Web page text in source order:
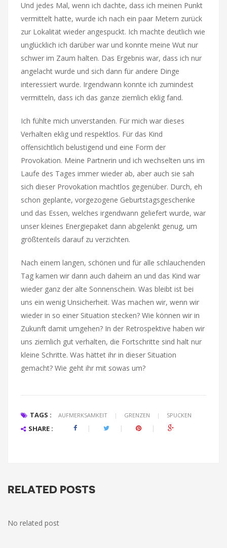
Und jedes Mal, wenn ich dachte, dass ich meinen Punkt
vermittelt hatte, wurde ich nach ein paar Metern zurück
zur Lokalität wieder angespuckt. Ich machte deutlich wie
unglücklich ich darüber war und konnte meine Wut nur
schwer im Zaum halten. Das Ergebnis war, dass ich nur
angelacht wurde und sich dann für andere Dinge
interessiert wurde. Irgendwann konnte ich zumindest
vermitteln, dass ich das ganze ziemlich eklig fand.
Ich fühlte mich unverstanden. Für mich war dieses
Verhalten eklig und respektlos. Für das Kind
offensichtlich belustigend und eine Form der
Provokation. Meine Partnerin und ich wechselten uns im
Laufe des Tages immer wieder ab, aber auch sie sah
sich dieser Provokation machtlos gegenüber. Durch, eh
schon geplante, vorgezogene Geburtstagsgeschenke
und das Essen, welches irgendwann geliefert wurde, war
unser kleines Energiepaket dann abgelenkt genug, um
größtenteils darauf zu verzichten.
Nach einem langen, schönen und für alle schlauchenden
Tag kamen wir dann auch daheim an und das Kind war
wieder ganz der alte Sonnenschein. Was bleibt ist bei
uns ein wenig Unsicherheit. Was machen wir, wenn wir
wieder in so einer Situation stecken? Wie können wir in
Zukunft damit umgehen? In der Retrospektive haben wir
uns ziemlich gut verhalten, die Fortschritte sind halt nur
kleine Schritte. Was hättet ihr in dieser Situation
gemacht? Wie geht ihr mit sowas um?
TAGS : AUFMERKSAMKEIT | GRENZEN | SPUCKEN
SHARE :
RELATED POSTS
No related post